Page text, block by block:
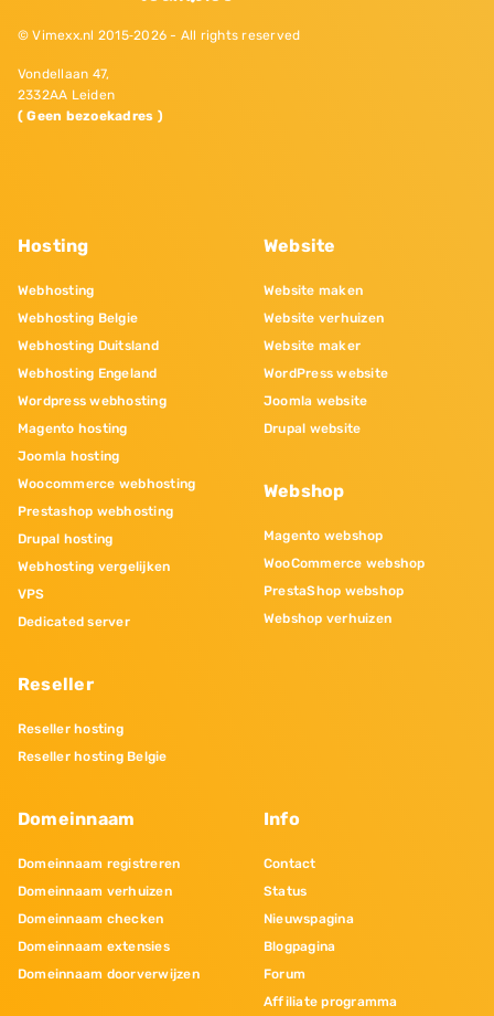
© Vimexx.nl 2015‐2026 - All rights reserved
Vondellaan 47,
2332AA Leiden
( Geen bezoekadres )
Hosting
Webhosting
Webhosting Belgie
Webhosting Duitsland
Webhosting Engeland
Wordpress webhosting
Magento hosting
Joomla hosting
Woocommerce webhosting
Prestashop webhosting
Drupal hosting
Webhosting vergelijken
VPS
Dedicated server
Reseller
Reseller hosting
Reseller hosting Belgie
Website
Website maken
Website verhuizen
Website maker
WordPress website
Joomla website
Drupal website
Webshop
Magento webshop
WooCommerce webshop
PrestaShop webshop
Webshop verhuizen
Domeinnaam
Domeinnaam registreren
Domeinnaam verhuizen
Domeinnaam checken
Domeinnaam extensies
Domeinnaam doorverwijzen
Info
Contact
Status
Nieuwspagina
Blogpagina
Forum
Affiliate programma